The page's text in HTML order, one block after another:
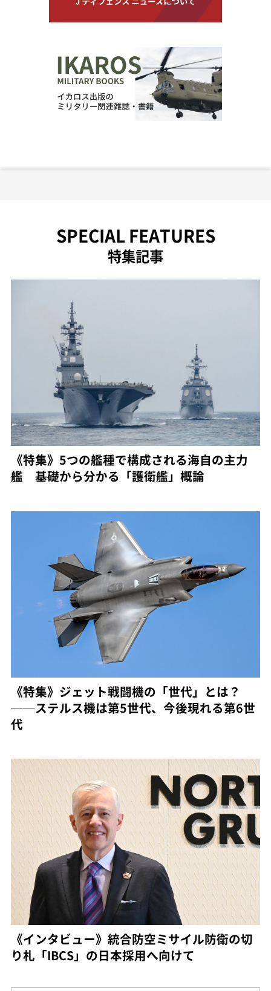
SPECIAL FEATURES
特集記事
《特集》5つの艦種で構成される海自の主力
艦 基礎から分かる「護衛艦」概論
《特集》ジェット戦闘機の「世代」とは？
──ステルス機は第5世代、今後現れる第6世
代
《インタビュー》統合防空ミサイル防衛の切
り札「IBCS」の日本採用へ向けて